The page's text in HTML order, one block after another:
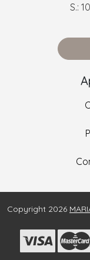
S.:
Copyright 2026